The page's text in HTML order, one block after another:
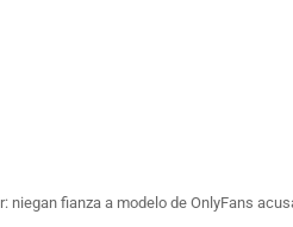
niegan fianza a modelo de OnlyFans